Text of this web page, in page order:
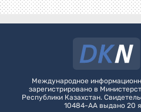
Международное
зарегистрировано в
Республики Казахстан.
10484-АА выдано 20